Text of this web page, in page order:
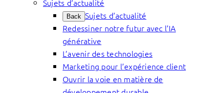
Sujets d’actualité
Back Sujets d’actualité
Redessiner notre futur avec l’IA
générative
L’avenir des technologies
Marketing pour l’expérience client
Ouvrir la voie en matière de